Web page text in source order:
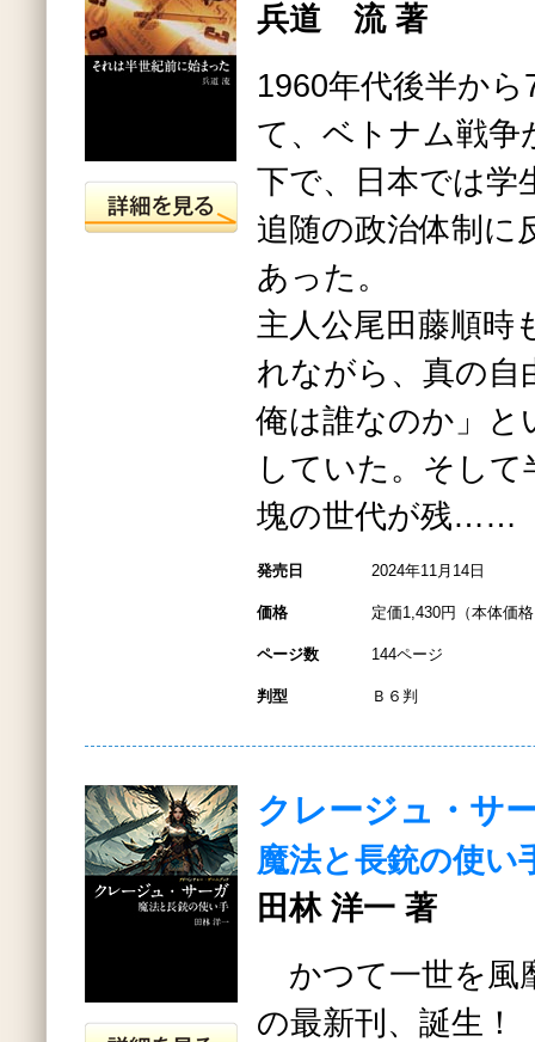
兵道 流 著
1960年代後半か
て、ベトナム戦争
下で、日本では学
追随の政治体制に
あった。
主人公尾田藤順時
れながら、真の自
俺は誰なのか」と
していた。そして
塊の世代が残……
発売日 2024年11月14日
価格 定価1,430円（本体価
ページ数 144ページ
判型 Ｂ６判
クレージュ・サ
魔法と長銃の使い
田林 洋一 著
かつて一世を風
の最新刊、誕生！